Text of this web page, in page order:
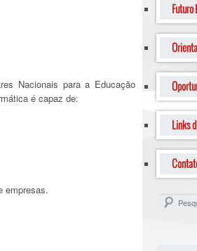
Nacionais para a Educação
é capaz de:
empresas.
Futuro
Links